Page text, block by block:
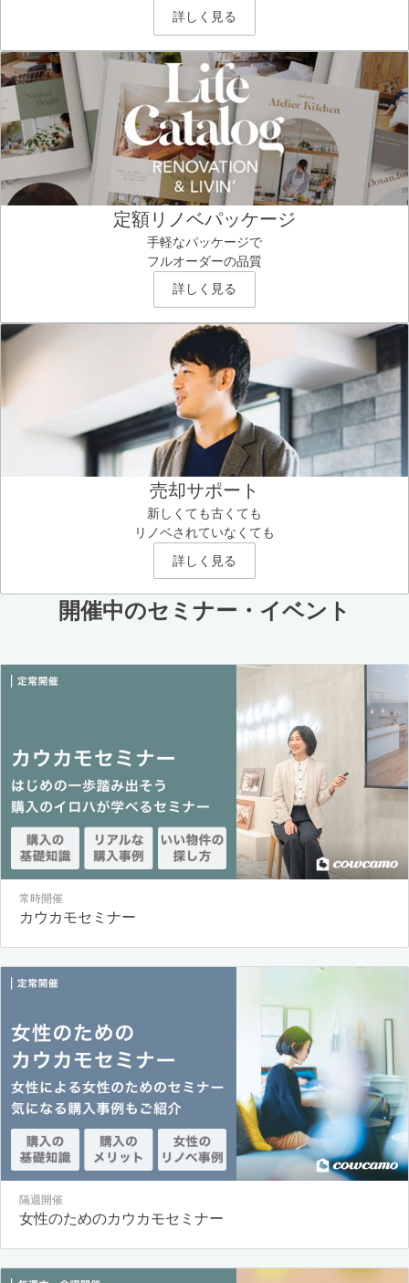
詳しく見る
定額リノベパッケージ
手軽なパッケージで
フルオーダーの品質
詳しく見る
売却サポート
新しくても古くても
リノベされていなくても
詳しく見る
開催中のセミナー・イベント
常時開催
カウカモセミナー
隔週開催
女性のためのカウカモセミナー